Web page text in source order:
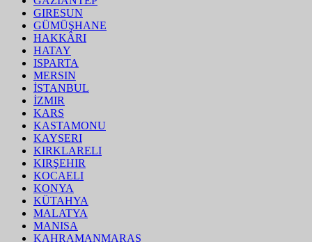
GIRESUN
GÜMÜŞHANE
HAKKÂRI
HATAY
ISPARTA
MERSIN
İSTANBUL
İZMIR
KARS
KASTAMONU
KAYSERI
KIRKLARELI
KIRŞEHIR
KOCAELI
KONYA
KÜTAHYA
MALATYA
MANISA
KAHRAMANMARAŞ